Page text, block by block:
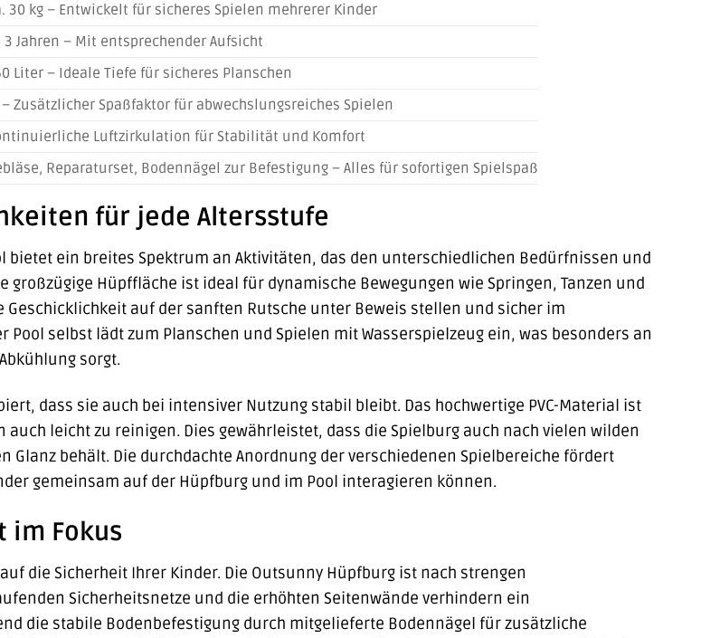
30 kg – Entwickelt für sicheres Spielen mehrerer Kinder
3 Jahren – Mit entsprechender Aufsicht
Liter – Ideale Tiefe für sicheres Planschen
– Zusätzlicher Spaßfaktor für abwechslungsreiches Spielen
Luftzirkulation für Stabilität und Komfort
Reparaturset, Bodennägel zur Befestigung – Alles für sofortigen Spielspaß
für jede Altersstufe
bietet ein breites Spektrum an Aktivitäten, das den unterschiedlichen Bedürfnissen und
großzügige Hüpffläche ist ideal für dynamische Bewegungen wie Springen, Tanzen und
Geschicklichkeit auf der sanften Rutsche unter Beweis stellen und sicher im
Pool selbst lädt zum Planschen und Spielen mit Wasserspielzeug ein, was besonders an
sorgt.
dass sie auch bei intensiver Nutzung stabil bleibt. Das hochwertige PVC-Material ist
leicht zu reinigen. Dies gewährleistet, dass die Spielburg auch nach vielen wilden
Glanz behält. Die durchdachte Anordnung der verschiedenen Spielbereiche fördert
gemeinsam auf der Hüpfburg und im Pool interagieren können.
im Fokus
die Sicherheit Ihrer Kinder. Die Outsunny Hüpfburg ist nach strengen
Sicherheitsnetze und die erhöhten Seitenwände verhindern ein
die stabile Bodenbefestigung durch mitgelieferte Bodennägel für zusätzliche